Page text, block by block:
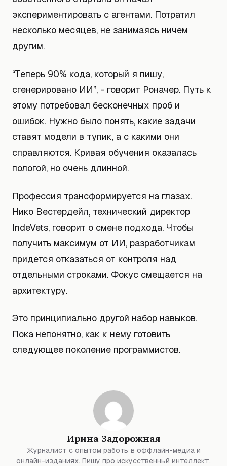
экспериментировать с агентами. Потратил
несколько месяцев, не занимаясь ничем
другим.
“Теперь 90% кода, который я пишу,
сгенерировано ИИ”, - говорит Роначер. Путь к
этому потребовал бесконечных проб и
ошибок. Нужно было понять, какие задачи
ставят модели в тупик, а с какими они
справляются. Кривая обучения оказалась
пологой, но очень длинной.
Профессия трансформируется на глазах.
Нико Вестердейл, технический директор
IndeVets, говорит о смене подхода. Чтобы
получить максимум от ИИ, разработчикам
придется отказаться от контроля над
отдельными строками. Фокус смещается на
архитектуру.
Это принципиально другой набор навыков.
Пока непонятно, как к нему готовить
следующее поколение программистов.
Ирина Задорожная
Журналист с опытом работы в оффлайн-медиа и
онлайн-изданиях. Пишу про искусственный интеллект,